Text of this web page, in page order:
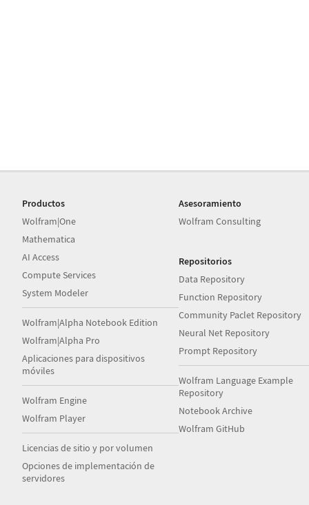
Productos
Wolfram|One
Mathematica
AI Access
Compute Services
System Modeler
Wolfram|Alpha Notebook Edition
Wolfram|Alpha Pro
Aplicaciones para dispositivos
móviles
Wolfram Engine
Wolfram Player
Licencias de sitio y por volumen
Opciones de implementación de
servidores
Asesoramiento
Wolfram Consulting
Repositorios
Data Repository
Function Repository
Community Paclet Repository
Neural Net Repository
Prompt Repository
Wolfram Language Example
Repository
Notebook Archive
Wolfram GitHub